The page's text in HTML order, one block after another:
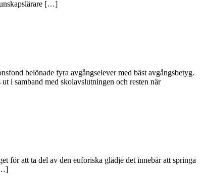
[…]
belönade fyra avgångselever med bäst avgångsbetyg.
i samband med skolavslutningen och resten när
för att ta del av den euforiska glädje det innebär att springa